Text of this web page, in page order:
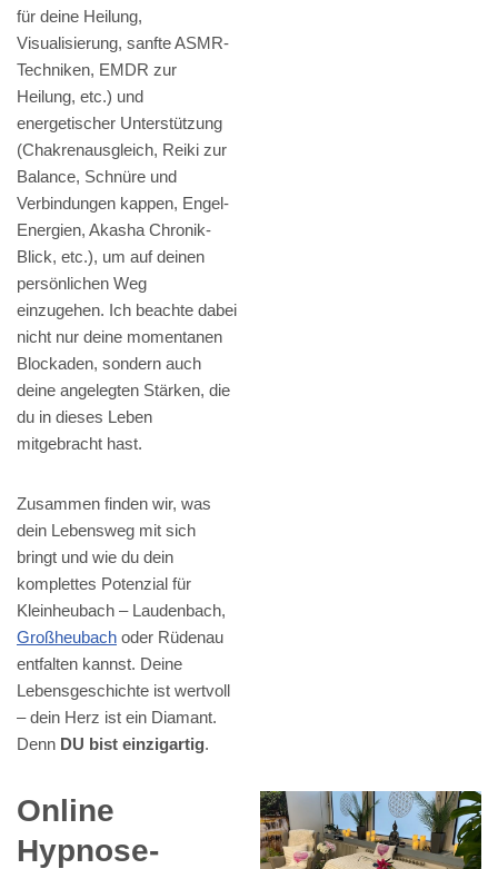
für deine Heilung,
Visualisierung, sanfte ASMR-
Techniken, EMDR zur
Heilung, etc.) und
energetischer Unterstützung
(Chakrenausgleich, Reiki zur
Balance, Schnüre und
Verbindungen kappen, Engel-
Energien, Akasha Chronik-
Blick, etc.), um auf deinen
persönlichen Weg
einzugehen. Ich beachte dabei
nicht nur deine momentanen
Blockaden, sondern auch
deine angelegten Stärken, die
du in dieses Leben
mitgebracht hast.
Zusammen finden wir, was
dein Lebensweg mit sich
bringt und wie du dein
komplettes Potenzial für
Kleinheubach – Laudenbach,
Großheubach oder Rüdenau
entfalten kannst. Deine
Lebensgeschichte ist wertvoll
– dein Herz ist ein Diamant.
Denn DU bist einzigartig.
Online
Hypnose-